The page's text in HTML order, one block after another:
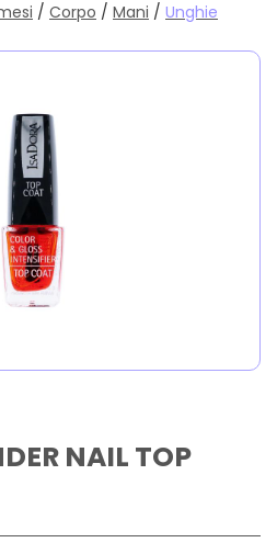
/ Corpo / Mani / Unghie
NAIL TOP